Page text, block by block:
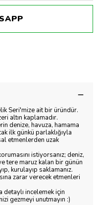
Seri'mize ait bir üründür.
altın kaplamadır.
denize, havuza, hamama
ilk günkü parlaklığıyla
etmenlerden uzak
istiyorsanız; deniz,
tere maruz kalan bir günün
kurulayıp saklamanız.
zarar verecek etmenleri
incelemek için
gezmeyi unutmayın :)